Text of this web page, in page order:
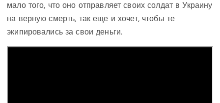
мало того, что оно отправляет своих солдат в Украину
на верную смерть, так еще и хочет, чтобы те
экипировались за свои деньги.